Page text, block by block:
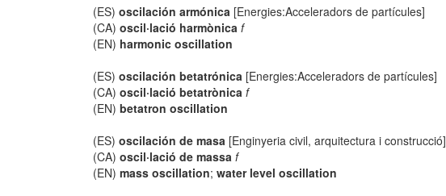
(ES)oscilación armónica [Energies:Acceleradors de partícules]
(CA)oscil·lació harmònica f
(EN) harmonic oscillation
(ES)oscilación betatrónica [Energies:Acceleradors de partícules]
(CA)oscil·lació betatrònica f
(EN)betatron oscillation
(ES)oscilación de masa [Enginyeria civil, arquitectura i construcció]
(CA)oscil·lació de massa f
(EN)mass oscillation;water level oscillation